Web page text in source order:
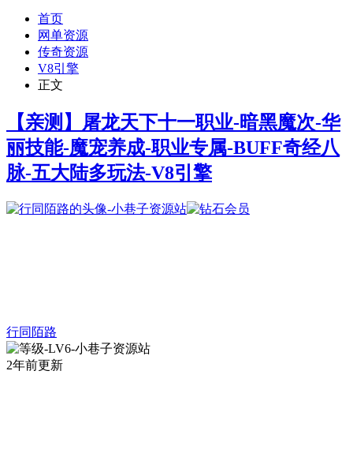
首页
网单资源
传奇资源
V8引擎
正文
【亲测】屠龙天下十一职业-暗黑魔次-华
丽技能-魔宠养成-职业专属-BUFF奇经八
脉-五大陆多玩法-V8引擎
行同陌路
2年前更新